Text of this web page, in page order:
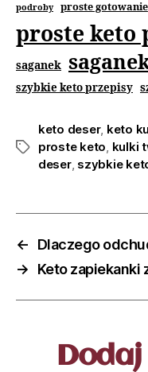
podroby proste gotowanie
proste keto
saganek
szybkie keto przepisy
keto deser, keto
proste keto, kulki
deser, szybkie
←
Dlaczego
→
Keto zapiekanki